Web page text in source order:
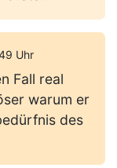
Uhr
Fall real
warum er
des